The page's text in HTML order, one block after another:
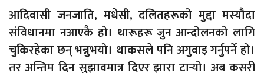
आदिवासी जनजाति, मधेसी, दलितहरूको मुद्दा मस्यौदा
संविधानमा नआएकै हो। थारूहरू जुन आन्दोलनको लागि
चुकिरहेका छन् भन्नुभयो। थाकसले पनि अगुवाइ गर्नुपर्ने हो।
तर अन्तिम दिन सुझावमात्र दिएर झारा टार्‍यो। अब कसरी